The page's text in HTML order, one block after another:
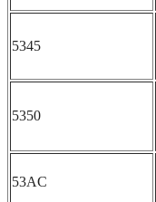
5345
5350
53AC